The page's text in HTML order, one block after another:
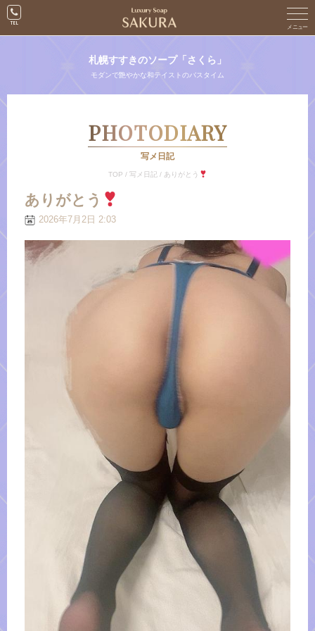
札幌すすきのソープ「さくら」
モダンで艶やかな和テイストのバスタイム
PHOTODIARY
写メ日記
TOP / 写メ日記 / ありがとう
ありがとう
2026年7月2日 2:03